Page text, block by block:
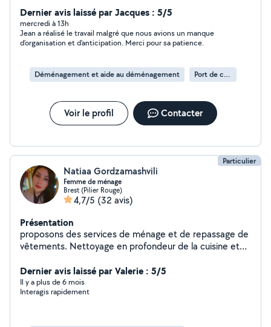
Dernier avis laissé par Jacques : 5/5
mercredi à 13h
Jean a réalisé le travail malgré que nous avions un manque
d’organisation et d’anticipation. Merci pour sa patience.
Déménagement et aide au déménagement Port de cartons
Voir le profil Contacter
Particulier
Natiaa Gordzamashvili
Femme de ménage
Brest (Pilier Rouge)
4,7/5 (32 avis)
Présentation
proposons des services de ménage et de repassage de
vêtements. Nettoyage en profondeur de la cuisine et
versement au CESU ou autre. J'habite à Brest, 29200.
Cordialement, Natia Gordzamashvili
Dernier avis laissé par Valerie : 5/5
Il y a plus de 6 mois
Interagis rapidement